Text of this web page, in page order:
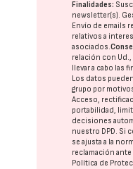
Finalidades:
newsletter(s).
Envío de emails
relativos a
asociados.
relación con Ud.,
llevar a cabo las
Los datos
grupo por
Acceso,
portabilidad,
decisiones
nuestro DPD. Si
se ajusta a la
reclamación
Política de